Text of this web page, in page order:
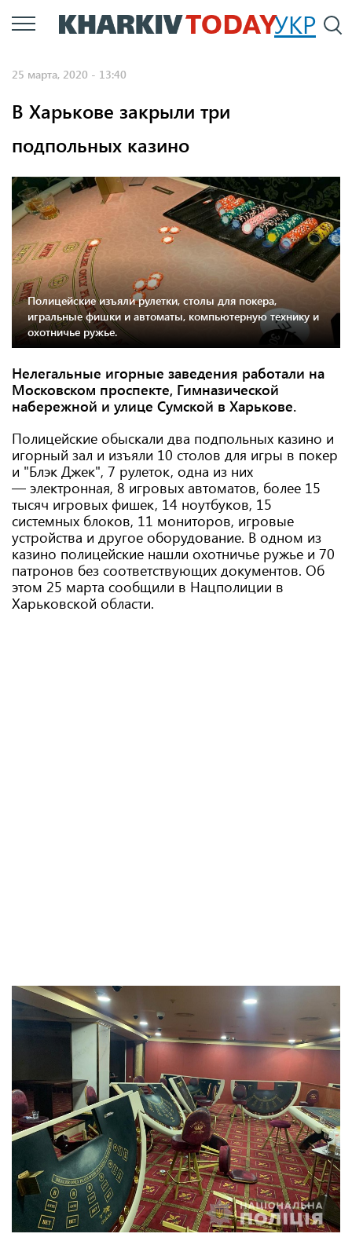
Перейти
к
УКР
25 марта, 2020 - 13:40
В Харькове закрыли три
подпольных казино
Полицейские изъяли рулетки, столы для покера,
игральные фишки и автоматы, компьютерную технику и
охотничье ружье.
Нелегальные игорные заведения работали на
Московском проспекте, Гимназической
набережной и улице Сумской в Харькове.
Полицейские обыскали два подпольных казино и
игорный зал и изъяли 10 столов для игры в покер
и "Блэк Джек", 7 рулеток, одна из них
— электронная, 8 игровых автоматов, более 15
тысяч игровых фишек, 14 ноутбуков, 15
системных блоков, 11 мониторов, игровые
устройства и другое оборудование. В одном из
казино полицейские нашли охотничье ружье и 70
патронов без соответствующих документов. Об
этом 25 марта сообщили в Нацполиции в
Харьковской области.